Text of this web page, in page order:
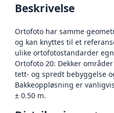
Beskrivelse
Ortofoto har samme
og kan knyttes til et
ulike ortofotostandarder
Ortofoto 20: Dekker
tett- og spredt bebyggelse
Bakkeoppløsning er
± 0.50 m.